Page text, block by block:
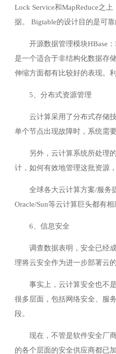
Lock Service和MapReduce之
据。 Bigtable的设计目的是可
开源数据管理模块HBase
是一个适合于非结构化数据存
伸缩方面都有比较好的表现。
5、分布式资源管理
云计算采用了分布式存储
单个节点出现故障时，系统需
另外，云计算系统所处理
计，如何有效地管理这批资源
全球各大云计算方案/服务
Oracle/Sun等云计算巨头都有
6、信息安全
调查数据表明，安全已经
理将云安全作为进一步部署云
事实上，云计算安全也不
很多层面，包括网络安全、服
段。
现在，不管是软件安全厂
的各个层面的安全供应商都已